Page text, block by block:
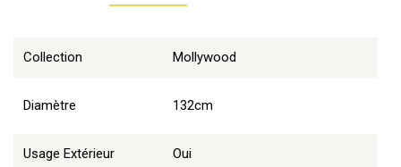
Collection Mollywood
Diamètre 132cm
Usage Extérieur Oui